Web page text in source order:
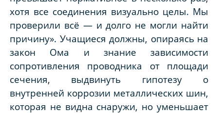
хотя все соединения визуально целы. Мы
проверили всё — и долго не могли найти
причину». Учащиеся должны, опираясь на
закон Ома и знание зависимости
сопротивления проводника от площади
сечения, выдвинуть гипотезу о
внутренней коррозии металлических шин,
которая не видна снаружи, но уменьшает